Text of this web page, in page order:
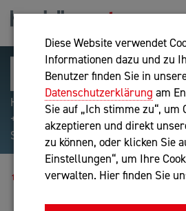
Diese Website verwendet
Informationen dazu und zu
Benutzer finden Sie in
Datenschutzerklärung am
Sie auf „Ich stimme zu“, um
akzeptieren und direkt
zu können, oder klicken Sie
Einstellungen“, um Ihre
verwalten. Hier finden Sie
Hilfreiche Suchparameter: Begriff
+webshop, Begriff ausschließen: -
Suchbegriff: "internet of things"
Blog